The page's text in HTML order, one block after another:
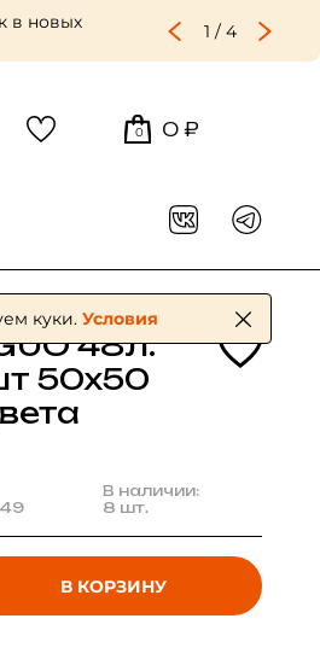
в новых
1 / 4
0 0 ₽
48л.
50х50
В наличии:
8 шт.
В КОРЗИНУ
куки. Условия